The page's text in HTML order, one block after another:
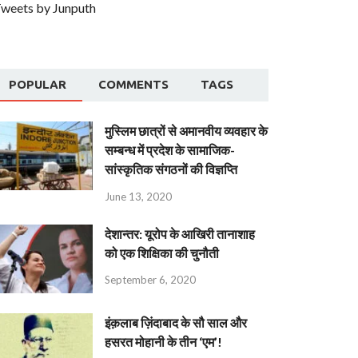
by Junputh
POPULAR COMMENTS TAGS
मुस्लिम छात्रों से अमानवीय व्यवहार के
सम्बन्ध में प्रदेश के सामाजिक-
सांस्कृतिक संगठनों की विज्ञप्ति
June 13, 2020
देशान्‍तर: यूरोप के आखिरी तानाशाह
को एक शिक्षिका की चुनौती
September 6, 2020
इंक़लाब ज़िंदाबाद के सौ साल और
हसरत मोहानी के तीन ‘एम’!